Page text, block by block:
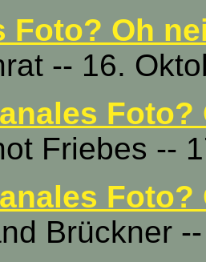
Foto? Oh
-- 16.
Friebes --
Brückner